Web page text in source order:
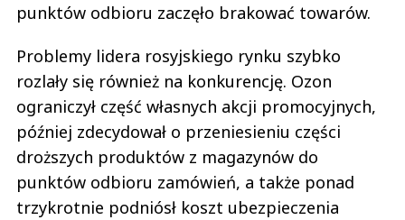
punktów odbioru zaczęło brakować towarów.
Problemy lidera rosyjskiego rynku szybko
rozlały się również na konkurencję. Ozon
ograniczył część własnych akcji promocyjnych,
później zdecydował o przeniesieniu części
droższych produktów z magazynów do
punktów odbioru zamówień, a także ponad
trzykrotnie podniósł koszt ubezpieczenia